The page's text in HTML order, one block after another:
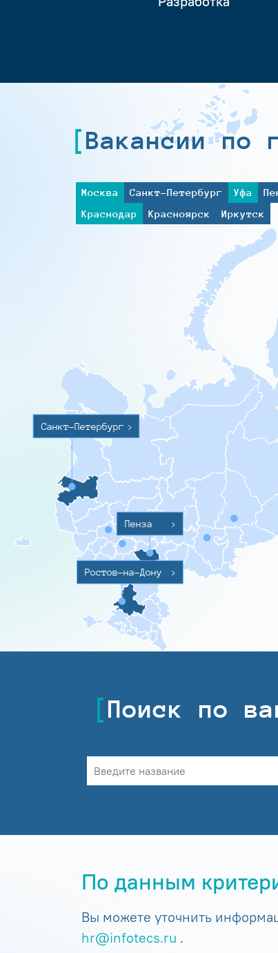
Вакансии по
Москва Санкт-Петербург Уфа
Краснодар
Красноярск Иркутск
Санкт-Петербург >
Ростов-на-Дону >
Пенза >
Поиск по
По данным
Вы можете уточнить
hr@infotecs.ru .